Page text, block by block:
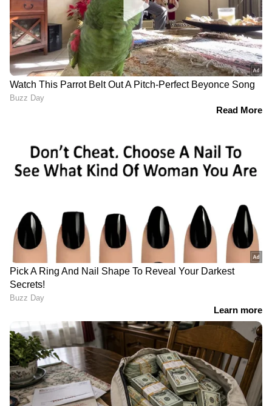
നാഗ സൈരന്ധ്രി കേന്ദ്ര
കഥാപാത്രം; 'സോഷ്യല്‍
സ്വാമി' പ്രിവ്യൂ നടന്നു
വര്‍ഷങ്ങളുടെ ഇടവേള;
ബിഗ് സ്ക്രീനിലേക്ക്
തിരിച്ചുവരവിന് ഗോവിന്ദ,
പുതിയ സിനിമ പ്രഖ്യാപിച്ചു
LATEST VIDEOS
ഷിജിനെ കാത്ത് കണ്ണീരോടെ
കുടുംബം; മുതലപ്പൊഴിയില്‍
കണ്ടെത്താന്‍ തെരച്ചില്‍
ഒരേ സമയം സ്വർണം കടത്തലും
പൊട്ടിക്കലും,
അകമ്പടിയൊരുക്കാൻ വിശ്വസ്ത
ഗുണ്ടാവലയം! ; അർജുൻ